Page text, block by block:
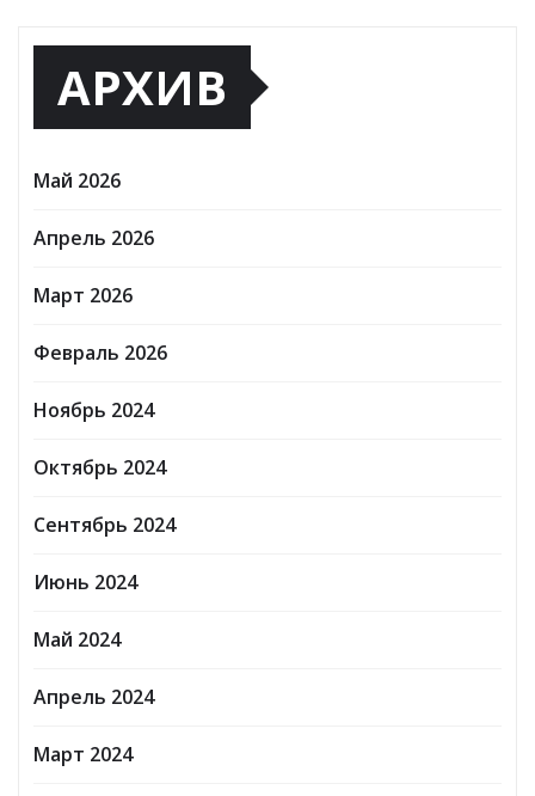
АРХИВ
Май 2026
Апрель 2026
Март 2026
Февраль 2026
Ноябрь 2024
Октябрь 2024
Сентябрь 2024
Июнь 2024
Май 2024
Апрель 2024
Март 2024